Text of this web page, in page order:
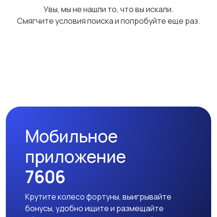
Увы, мы не нашли то, что вы искали.
Смягчите условия поиска и попробуйте еще раз.
Мобильное
приложение
7606
Крутите колесо фортуны, выигрывайте
бонусы, удобно ищите и размещайте